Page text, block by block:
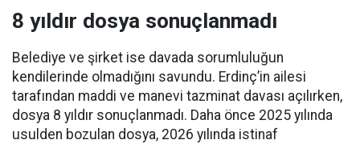
8 yıldır dosya sonuçlanmadı
Belediye ve şirket ise davada sorumluluğun
kendilerinde olmadığını savundu. Erdinç’in ailesi
tarafından maddi ve manevi tazminat davası açılırken,
dosya 8 yıldır sonuçlanmadı. Daha önce 2025 yılında
usulden bozulan dosya, 2026 yılında istinaf